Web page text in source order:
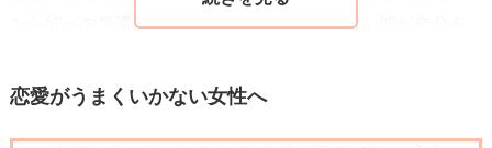
たら彼への気遣いやアピールも見えてくるし、彼が自分を
てみて下さい、そして女性としてのアピールで彼を虜にで
恋愛がうまくいかない女性へ